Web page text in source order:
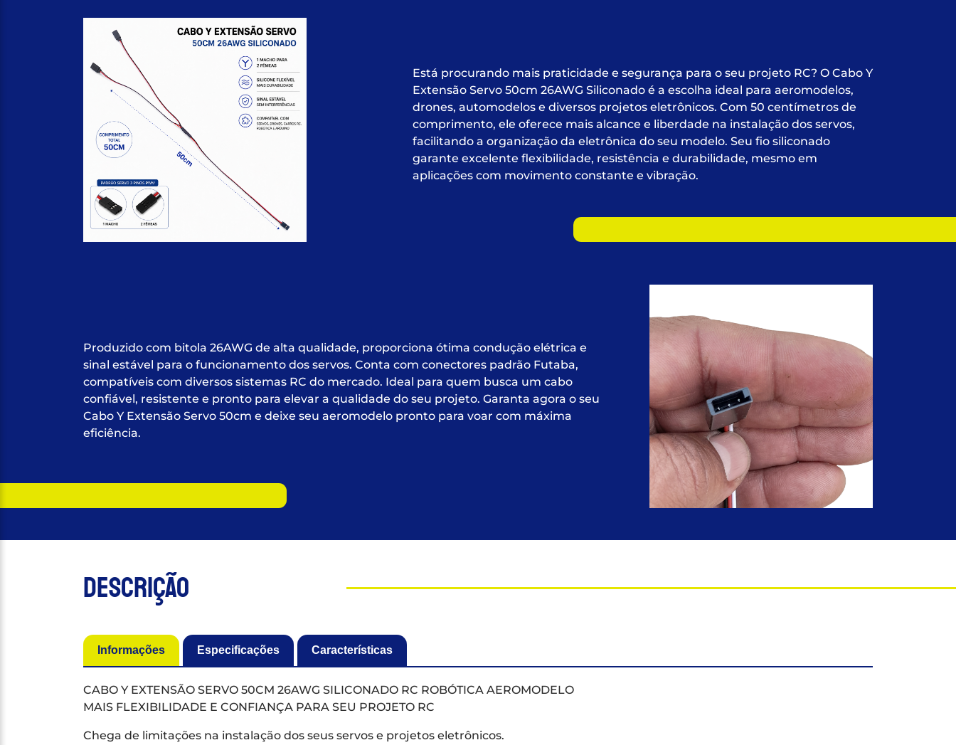
Está procurando mais praticidade e segurança para o seu projeto RC? O Cabo Y
Extensão Servo 50cm 26AWG Siliconado é a escolha ideal para aeromodelos,
drones, automodelos e diversos projetos eletrônicos. Com 50 centímetros de
comprimento, ele oferece mais alcance e liberdade na instalação dos servos,
facilitando a organização da eletrônica do seu modelo. Seu fio siliconado
garante excelente flexibilidade, resistência e durabilidade, mesmo em
aplicações com movimento constante e vibração.
Produzido com bitola 26AWG de alta qualidade, proporciona ótima condução elétrica e
sinal estável para o funcionamento dos servos. Conta com conectores padrão Futaba,
compatíveis com diversos sistemas RC do mercado. Ideal para quem busca um cabo
confiável, resistente e pronto para elevar a qualidade do seu projeto. Garanta agora o seu
Cabo Y Extensão Servo 50cm e deixe seu aeromodelo pronto para voar com máxima
eficiência.
Descrição
Informações Especificações Características
CABO Y EXTENSÃO SERVO 50CM 26AWG SILICONADO RC ROBÓTICA AEROMODELO
MAIS FLEXIBILIDADE E CONFIANÇA PARA SEU PROJETO RC
Chega de limitações na instalação dos seus servos e projetos eletrônicos.